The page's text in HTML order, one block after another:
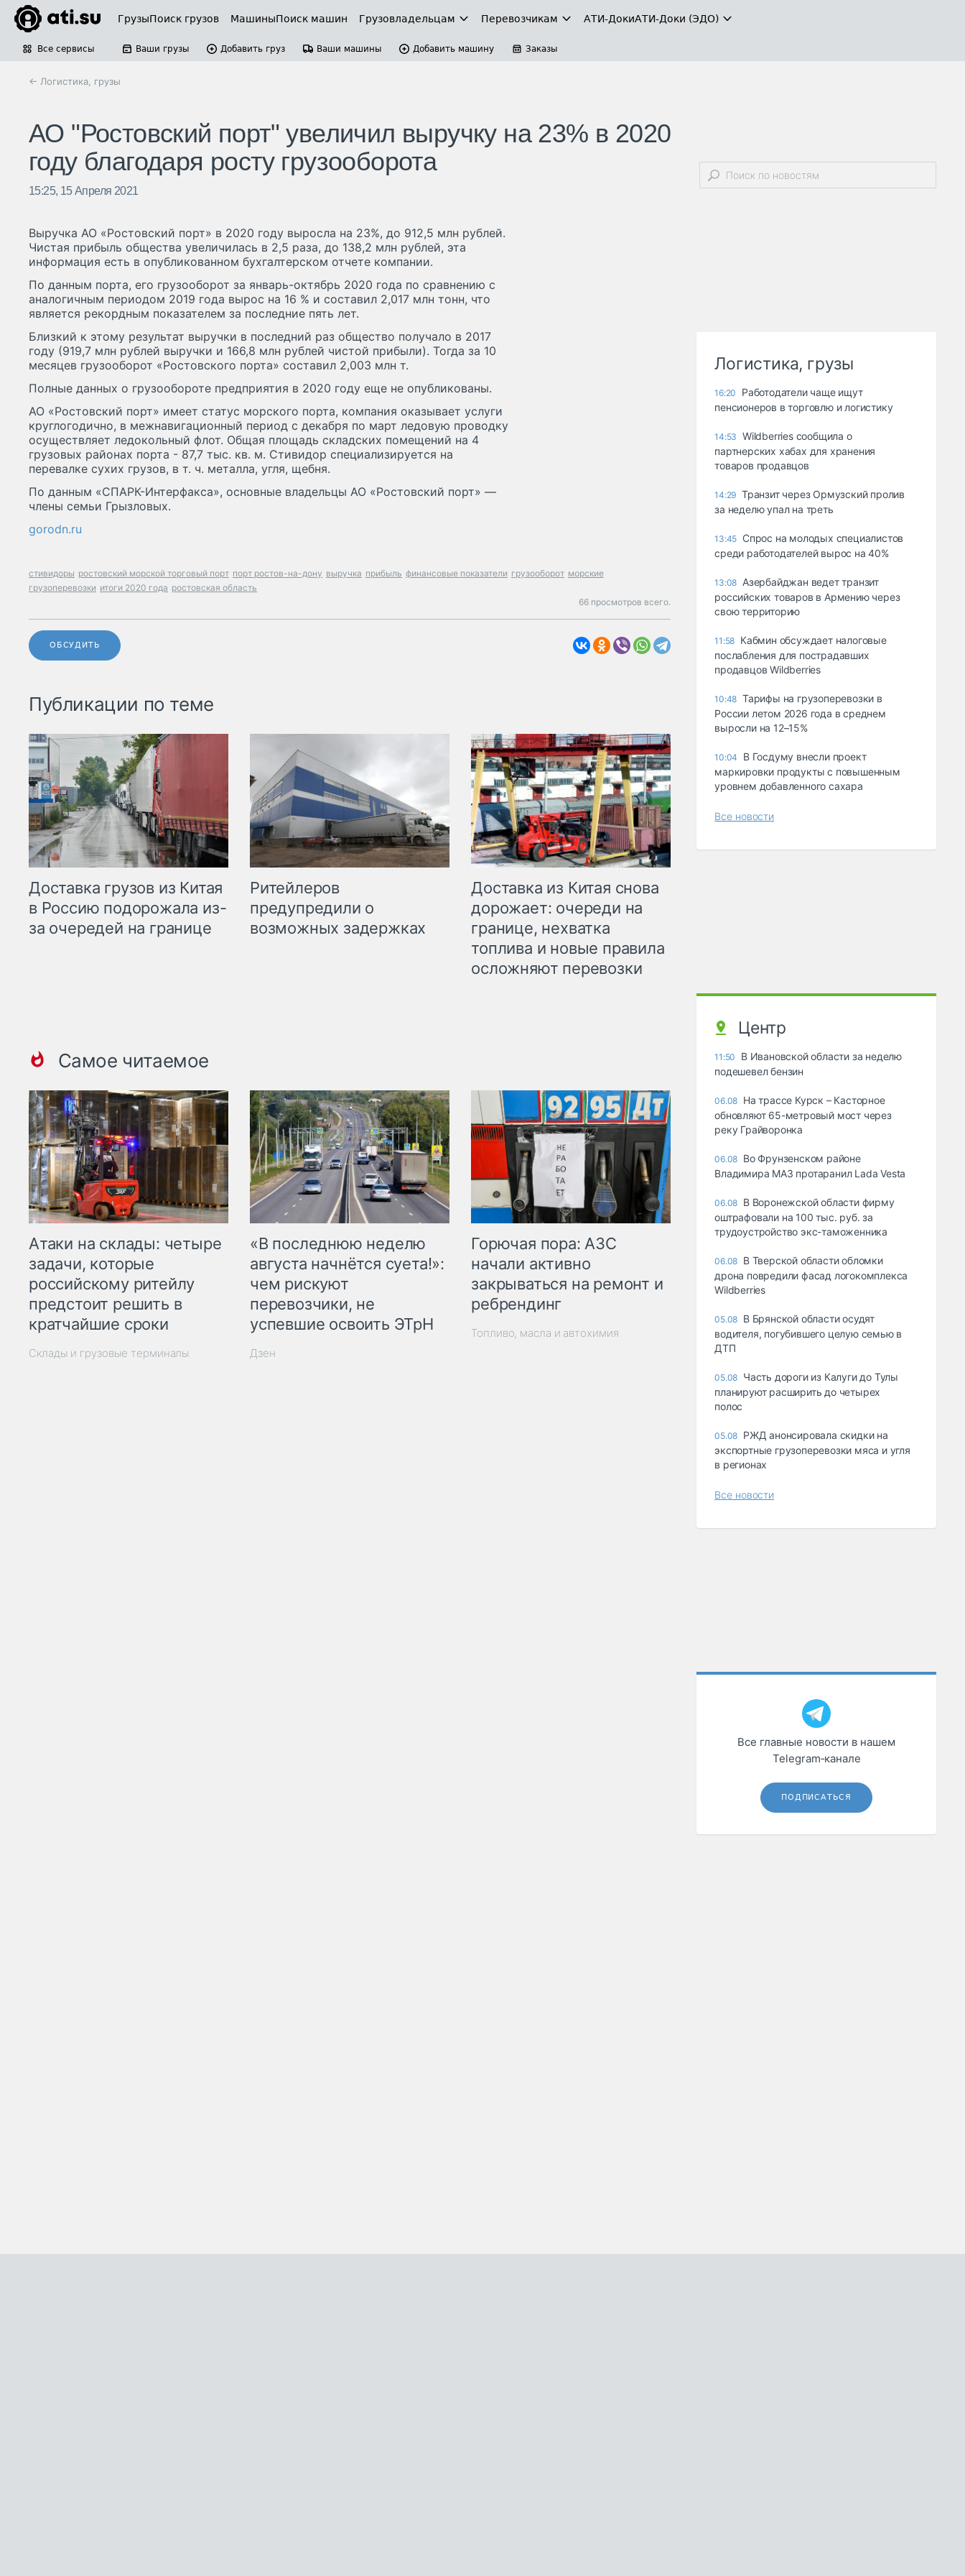
ГрузыПоиск грузов МашиныПоиск машин Грузовладельцам Перевозчикам АТИ-ДокиАТИ-Доки (ЭДО)
Все сервисы Ваши грузы Добавить груз Ваши машины Добавить машину Заказы
← Логистика, грузы
АО "Ростовский порт" увеличил выручку на 23% в 2020
году благодаря росту грузооборота
15:25, 15 Апреля 2021
Выручка АО «Ростовский порт» в 2020 году выросла на 23%, до 912,5 млн рублей.
Чистая прибыль общества увеличилась в 2,5 раза, до 138,2 млн рублей, эта
информация есть в опубликованном бухгалтерском отчете компании.
По данным порта, его грузооборот за январь-октябрь 2020 года по сравнению с
аналогичным периодом 2019 года вырос на 16 % и составил 2,017 млн тонн, что
является рекордным показателем за последние пять лет.
Близкий к этому результат выручки в последний раз общество получало в 2017
году (919,7 млн рублей выручки и 166,8 млн рублей чистой прибыли). Тогда за 10
месяцев грузооборот «Ростовского порта» составил 2,003 млн т.
Полные данных о грузообороте предприятия в 2020 году еще не опубликованы.
АО «Ростовский порт» имеет статус морского порта, компания оказывает услуги
круглогодично, в межнавигационный период с декабря по март ледовую проводку
осуществляет ледокольный флот. Общая площадь складских помещений на 4
грузовых районах порта - 87,7 тыс. кв. м. Стивидор специализируется на
перевалке сухих грузов, в т. ч. металла, угля, щебня.
По данным «СПАРК-Интерфакса», основные владельцы АО «Ростовский порт» —
члены семьи Грызловых.
gorodn.ru
стивидоры ростовский морской торговый порт порт ростов-на-дону выручка прибыль финансовые показатели грузооборот морские
грузоперевозки итоги 2020 года ростовская область
66 просмотров всего.
ОБСУДИТЬ
Публикации по теме
Доставка грузов из Китая
в Россию подорожала из-
за очередей на границе
Ритейлеров
предупредили о
возможных задержках
Доставка из Китая снова
дорожает: очереди на
границе, нехватка
топлива и новые правила
осложняют перевозки
Самое читаемое
Атаки на склады: четыре
задачи, которые
российскому ритейлу
предстоит решить в
кратчайшие сроки
Склады и грузовые терминалы
«В последнюю неделю
августа начнётся суета!»:
чем рискуют
перевозчики, не
успевшие освоить ЭТрН
Дзен
Горючая пора: АЗС
начали активно
закрываться на ремонт и
ребрендинг
Топливо, масла и автохимия
Логистика, грузы
16:20
Работодатели чаще ищут
пенсионеров в торговлю и логистику
14:53
Wildberries сообщила о
партнерских хабах для хранения
товаров продавцов
14:29 Транзит через Ормузский пролив
за неделю упал на треть
13:45 Спрос на молодых специалистов
среди работодателей вырос на 40%
13:08 Азербайджан ведет транзит
российских товаров в Армению через
свою территорию
11:58 Кабмин обсуждает налоговые
послабления для пострадавших
продавцов Wildberries
10:48 Тарифы на грузоперевозки в
России летом 2026 года в среднем
выросли на 12–15%
10:04
В Госдуму внесли проект
маркировки продукты с повышенным
уровнем добавленного сахара
Все новости
Центр
11:50
В Ивановской области за неделю
подешевел бензин
06.08 На трассе Курск – Касторное
обновляют 65-метровый мост через
реку Грайворонка
06.08 Во Фрунзенском районе
Владимира МАЗ протаранил Lada Vesta
06.08 В Воронежской области фирму
оштрафовали на 100 тыс. руб. за
трудоустройство экс-таможенника
06.08 В Тверской области обломки
дрона повредили фасад логокомплекса
Wildberries
05.08 В Брянской области осудят
водителя, погубившего целую семью в
ДТП
05.08 Часть дороги из Калуги до Тулы
планируют расширить до четырех
полос
05.08 РЖД анонсировала скидки на
экспортные грузоперевозки мяса и угля
в регионах
Все новости
Все главные новости в нашем
Telegram‑канале
ПОДПИСАТЬСЯ